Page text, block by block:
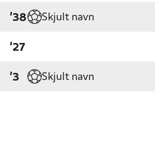
'38 Skjult navn
'27
'3 Skjult navn